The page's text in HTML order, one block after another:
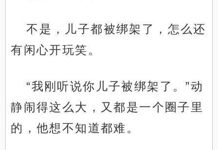
不是，儿子都被绑架了，怎么还
有闲心开玩笑。
“我刚听说你儿子被绑架了。”动
静闹得这么大，又都是一个圈子里
的，他想不知道都难。